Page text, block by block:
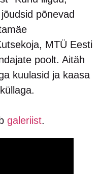
põnevad
MTÜ Eesti
poolt. Aitäh
kuulasid ja kaasa
galeriist.